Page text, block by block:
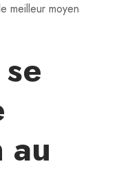
meilleur moyen
au